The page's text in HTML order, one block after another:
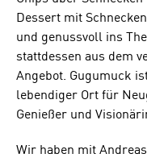
Dessert mit
und genussvoll ins
stattdessen aus dem
Angebot. Gugumuck
lebendiger Ort für
Genießer und
Wir haben mit